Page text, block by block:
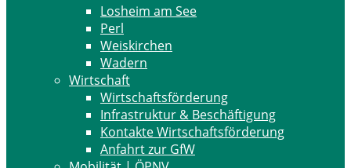
Losheim am See
Perl
Weiskirchen
Wadern
Wirtschaft
Wirtschaftsförderung
Infrastruktur & Beschäftigung
Kontakte Wirtschaftsförderung
Anfahrt zur GfW